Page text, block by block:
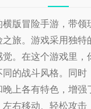
版冒险手游，带领
旅。游戏采用独特
。在这个游戏里，
的战斗风格。同时
上各有特色，增强
右移动、轻松攻击